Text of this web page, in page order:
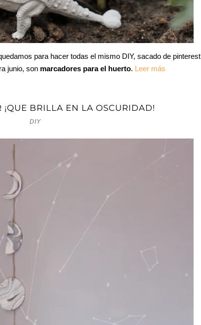
para hacer todas el mismo DIY, sacado de pinterest
junio, son marcadores para el huerto. Leer más
¡QUE BRILLA EN LA OSCURIDAD!
DIY